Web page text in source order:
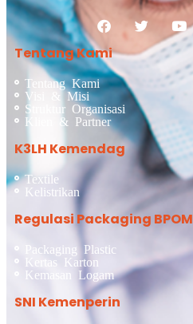
Tentang Kami
Tentang Kami
Visi & Misi
Struktur Organisasi
Klien & Partner
K3LH Kemendag
Textile
Kelistrikan
Regulasi Packaging BPOM
Packaging Plastic
Kertas Karton
Kemasan Logam
SNI Kemenperin